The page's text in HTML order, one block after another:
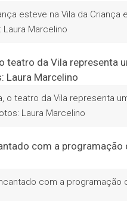
esteve na Vila da
Marcelino
o teatro da Vila representa
Laura Marcelino
com a programação